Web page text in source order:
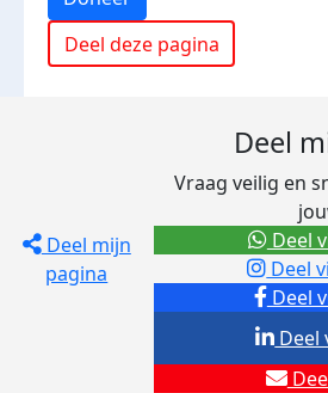
Deel deze pagina
Deel mijn
pagina
Deel
Vraag veilig en
Deel
Deel
Deel
Deel